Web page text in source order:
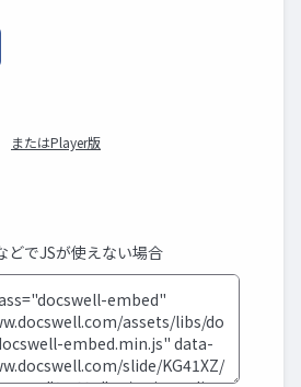
またはPlayer版
どでJSが使えない場合